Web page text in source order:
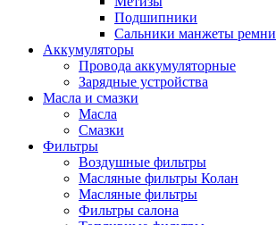
Подшипники
Сальники манжеты ремни
Аккумуляторы
Провода аккумуляторные
Зарядные устройства
Масла и смазки
Масла
Смазки
Фильтры
Воздушные фильтры
Масляные фильтры Колан
Масляные фильтры
Фильтры салона